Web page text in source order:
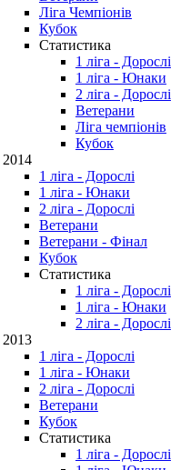
Ліга Чемпіонів
Кубок
Статистика
1 ліга - Дорослі
1 ліга - Юнаки
2 ліга - Дорослі
Ветерани
Ліга чемпіонів
Кубок
2014
1 ліга - Дорослі
1 ліга - Юнаки
2 ліга - Дорослі
Ветерани
Ветерани - Фінал
Кубок
Статистика
1 ліга - Дорослі
1 ліга - Юнаки
2 ліга - Дорослі
2013
1 ліга - Дорослі
1 ліга - Юнаки
2 ліга - Дорослі
Ветерани
Кубок
Статистика
1 ліга - Дорослі